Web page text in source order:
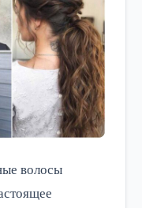
волосы